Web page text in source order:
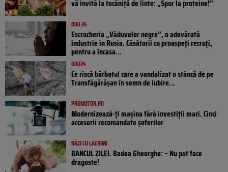
vă invită la tocăniță de linte: „Spor la proteine!”
DIGI 24
Escrocheria „Văduvelor negre”, o adevărată
industrie în Rusia. Căsătorii cu proaspeți recruți,
pentru a încasa...
DIGI24
Ce riscă bărbatul care a vandalizat o stâncă de pe
Transfăgărășan în semn de iubire...
PROMOTOR.RO
Modernizează-ți mașina fără investiții mari. Cinci
accesorii recomandate șoferilor
RÂZI CU LACRIMI
BANCUL ZILEI. Badea Gheorghe: – Nu pot face
dragoste!